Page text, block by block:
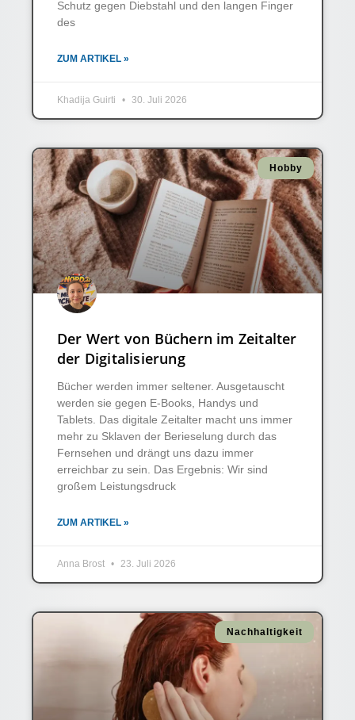
Schutz gegen Diebstahl und den langen Finger
des
ZUM ARTIKEL »
Khadija Guirti 30. Juli 2026
Hobby
Der Wert von Büchern im Zeitalter
der Digitalisierung
Bücher werden immer seltener. Ausgetauscht
werden sie gegen E-Books, Handys und
Tablets. Das digitale Zeitalter macht uns immer
mehr zu Sklaven der Berieselung durch das
Fernsehen und drängt uns dazu immer
erreichbar zu sein. Das Ergebnis: Wir sind
großem Leistungsdruck
ZUM ARTIKEL »
Anna Brost 23. Juli 2026
Nachhaltigkeit